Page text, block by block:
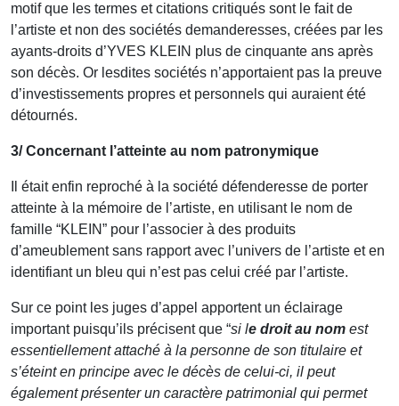
motif que les termes et citations critiqués sont le fait de
l’artiste et non des sociétés demanderesses, créées par les
ayants-droits d’YVES KLEIN plus de cinquante ans après
son décès. Or lesdites sociétés n’apportaient pas la preuve
d’investissements propres et personnels qui auraient été
détournés.
3/ Concernant l’atteinte au nom patronymique
Il était enfin reproché à la société défenderesse de porter
atteinte à la mémoire de l’artiste, en utilisant le nom de
famille “KLEIN” pour l’associer à des produits
d’ameublement sans rapport avec l’univers de l’artiste et en
identifiant un bleu qui n’est pas celui créé par l’artiste.
Sur ce point les juges d’appel apportent un éclairage
important puisqu’ils précisent que “si le droit au nom est
essentiellement attaché à la personne de son titulaire et
s’éteint en principe avec le décès de celui-ci, il peut
également présenter un caractère patrimonial qui permet